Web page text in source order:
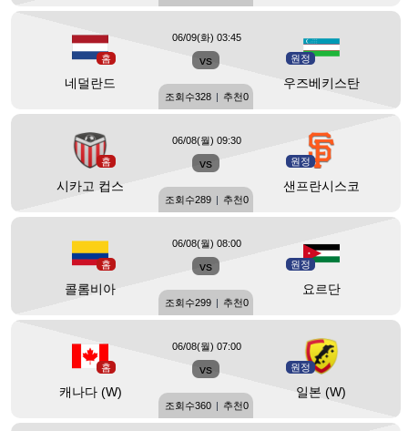
홈
네덜란드
vs 원정
우즈베키스탄
06/09(화) 03:45
조회수328 | 추천0
홈
시카고 컵스
vs 원정
샌프란시스코
06/08(월) 09:30
조회수289 | 추천0
홈
콜롬비아
vs 원정
요르단
06/08(월) 08:00
조회수299 | 추천0
홈
캐나다 (W)
vs 원정
일본 (W)
06/08(월) 07:00
조회수360 | 추천0